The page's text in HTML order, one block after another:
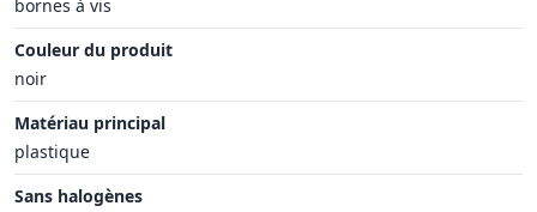
bornes à vis
Couleur du produit
noir
Matériau principal
plastique
Sans halogènes